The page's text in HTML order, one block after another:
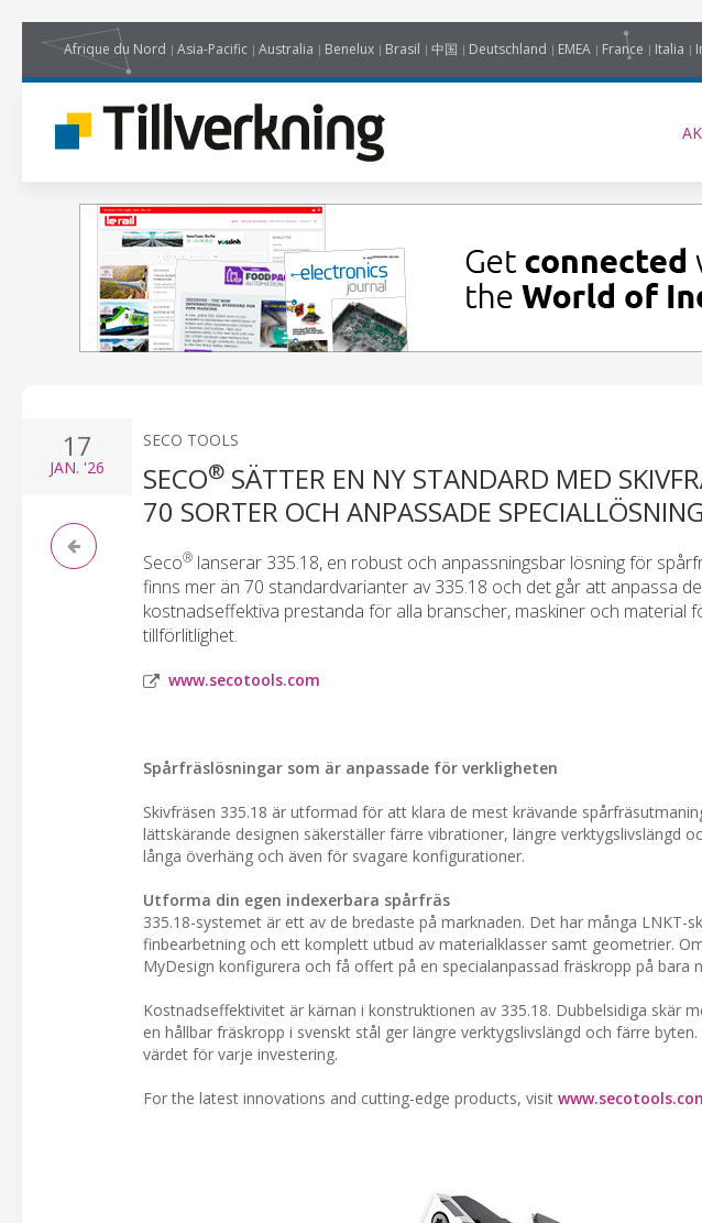
Afrique du Nord Asia-Pacific Australia Benelux Brasil 中国 Deutschland EMEA France Italia
17
JAN. '26
SECO TOOLS
SECO® SÄTTER EN NY STANDARD MED
70 SORTER OCH ANPASSADE
Seco® lanserar 335.18, en robust och anpassningsbar lösning för
finns mer än 70 standardvarianter av 335.18 och det går att anpassa
kostnadseffektiva prestanda för alla branscher, maskiner och material
tillförlitlighet.
www.secotools.com
Spårfräslösningar som är anpassade för verkligheten
Skivfräsen 335.18 är utformad för att klara de mest krävande
lättskärande designen säkerställer färre vibrationer, längre verktygslivslängd
långa överhäng och även för svagare konfigurationer.
Utforma din egen indexerbara spårfräs
335.18-systemet är ett av de bredaste på marknaden. Det har många LNKT-
finbearbetning och ett komplett utbud av materialklasser samt geometrier.
MyDesign konfigurera och få offert på en specialanpassad fräskropp på bara
Kostnadseffektivitet är kärnan i konstruktionen av 335.18. Dubbelsidiga skär
en hållbar fräskropp i svenskt stål ger längre verktygslivslängd och färre
värdet för varje investering.
For the latest innovations and cutting-edge products, visit